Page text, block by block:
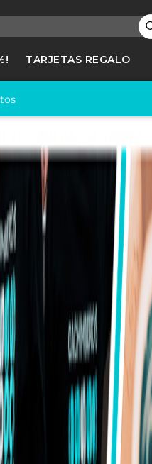
TARJETAS REGALO
×